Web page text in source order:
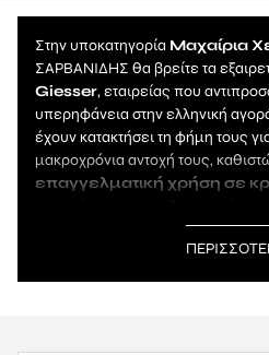
Στην υποκατηγορία Μαχαίρια
ΣΑΡΒΑΝΙΔΗΣ θα βρείτε τα
Giesser, εταιρείας που
υπερηφάνεια στην ελληνική
έχουν κατακτήσει τη φήμη τους
μακροχρόνια αντοχή τους,
επαγγελματική χρήση σε
σειρά Premium Cut της